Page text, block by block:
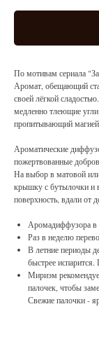
По мотивам сериала
Аромат, обещающий
своей лёгкой
медленно тлеющие
пропитывающий
Ароматические
пожертвованные
На выбор в матовой
крышку с бутылочки и
поверхность, вдали
Аромадиффузора в
Раз в неделю
В летние периоды
быстрее
Мириэм
палочек, чтобы
Свежие палочки -